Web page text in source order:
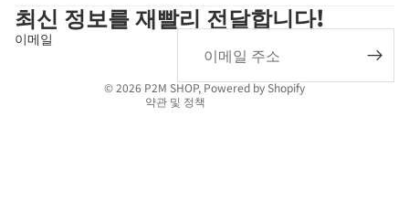
최신 정보를 재빨리 전달합니다!
이메일
© 2026 P2M SHOP, Powered by Shopify
약관 및 정책
환불 정책